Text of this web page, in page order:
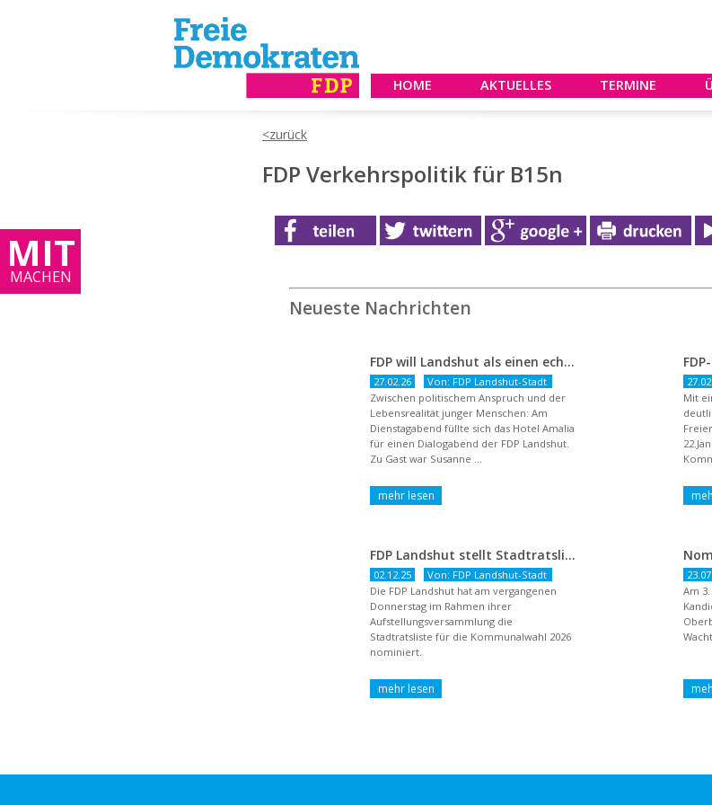
HOME
AKTUELLES TERMINE
MIT
MACHEN
FDP Verkehrspolitik für B15n
Neueste Nachrichten
FDP will Landshut als einen echten Chancenort gestalten
27.02.26
Von: FDP Landshut-Stadt
Zwischen politischem Anspruch und der
Lebensrealität junger Menschen: Am
Dienstagabend füllte sich das Hotel Amalia
für einen Dialogabend der FDP Landshut.
Zu Gast war Susanne ...
Mit
FDP Landshut stellt Stadtratsliste für 2026 auf – OB-Kandidat Jürgen Wachter betont Gestaltungsanspruch und liberale Zukunftsvision
02.12.25
Von: FDP Landshut-Stadt
Die FDP Landshut hat am vergangenen
Donnerstag im Rahmen ihrer
Aufstellungsversammlung die
Stadtratsliste für die Kommunalwahl 2026
nominiert.
Am